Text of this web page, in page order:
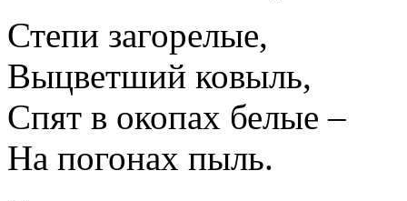
Степи загорелые,
Выцветший ковыль,
Спят в окопах белые –
На погонах пыль.